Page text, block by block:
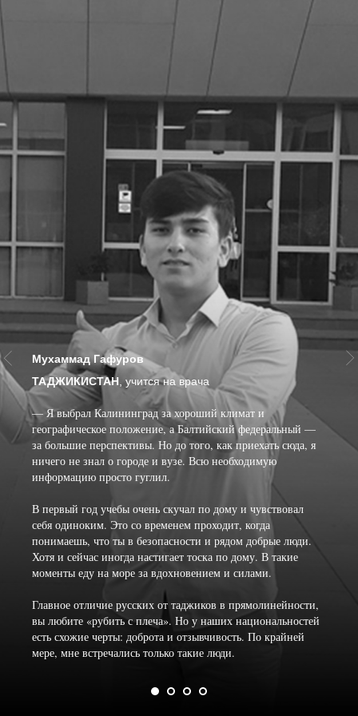
Мухаммад Гафуров
ТАДЖИКИСТАН , учится на врача
— Я выбрал Калининград за хороший климат и
географическое положение, а Балтийский федеральный —
за большие перспективы. Но до того, как приехать сюда, я
ничего не знал о городе и вузе. Всю необходимую
информацию просто гуглил.
В первый год учебы очень скучал по дому и чувствовал
себя одиноким. Это со временем проходит, когда
понимаешь, что ты в безопасности и рядом добрые люди.
Хотя и сейчас иногда настигает тоска по дому. В такие
моменты еду на море за вдохновением и силами.
Главное отличие русских от таджиков в прямолинейности,
вы любите «рубить с плеча». Но у наших национальностей
есть схожие черты: доброта и отзывчивость. По крайней
мере, мне встречались только такие люди.